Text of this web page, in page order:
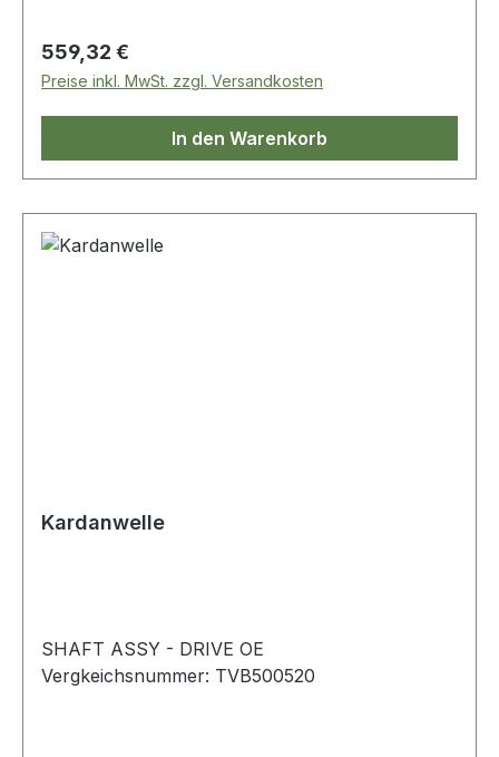
Regulärer Preis:
559,32 €
Preise inkl. MwSt. zzgl. Versandkosten
In den Warenkorb
Kardanwelle
SHAFT ASSY - DRIVE OE
Vergkeichsnummer: TVB500520